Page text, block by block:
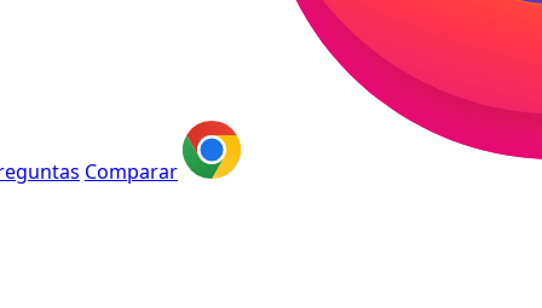
Comparar